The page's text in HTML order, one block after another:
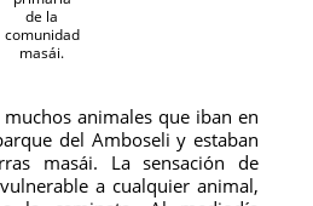
de la
comunidad
masái.
animales que iban en
del Amboseli y estaban
masái. La sensación de
a cualquier animal,